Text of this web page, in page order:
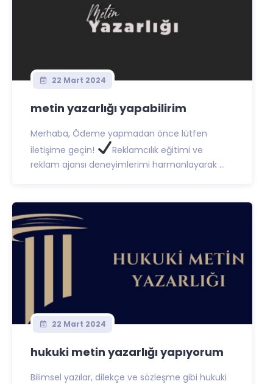
22 Mart 2024
metin yazarlığı yapabilirim
Merhaba, Ödeme yapmadan önce lütfen
iletişime geçin!
Reklamcılık eğitimi ve
reklam ajansı deneyimlerimi harmanlayarak ...
22 Mart 2024
hukuki metin yazarlığı yapıyorum
Bilimsel yazılar, dilekçe ve sözleşme gibi hukuki